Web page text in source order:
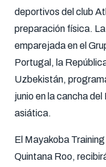
deportivos del club
preparación física.
emparejada en el
Portugal, la
Uzbekistán,
junio en la cancha
asiática.
El Mayakoba
Quintana Roo,